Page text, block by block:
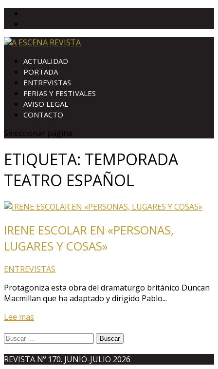
ACTUALIDAD
PORTADA
ENTREVISTAS
FERIAS Y FESTIVALES
AVISO LEGAL
CONTACTO
Seleccionar página
ETIQUETA: TEMPORADA
TEATRO ESPAÑOL
IRENE ESCOLAR EN «PERSONAS,
LUGARES Y COSAS»
ENTREVISTAS
Protagoniza esta obra del dramaturgo británico Duncan
Macmillan que ha adaptado y dirigido Pablo...
Lee mas
Buscar:
REVISTA Nº 170. JUNIO-JULIO 2026